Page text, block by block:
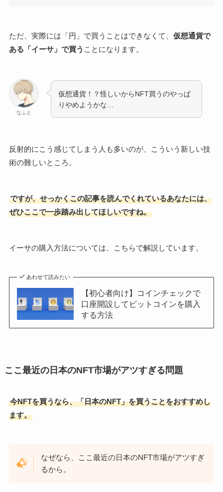
ただ、実際には「円」で買うことはできなくて、 仮想通貨で
ある「イーサ」で買う ことになります。
なふと
仮想通貨！？怪しいからNFT買うのやっぱ
りやめようかな…
反射的にこう感じてしまう人も多いのが、こういう新しい技
術の難しいところ。
ですが、せっかくこの記事を読んでくれているあなたには、
ぜひここで一歩踏み出してほしいですね。
イーサの購入方法については、こちらで解説しています。
あわせて読みたい
【初心者向け】コインチェックで
口座開設してビットコインを購入
する方法
ここ最近の日本のNFT市場がアツすぎる問題
今NFTを買うなら、「日本のNFT」を買うことをおすすめし
ます。
なぜなら、ここ最近の日本のNFT市場がアツすぎ
るから。